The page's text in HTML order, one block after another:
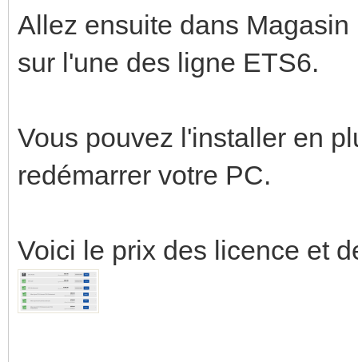
Allez ensuite dans
sur l'une des ligne ETS6.
Vous pouvez l'installer en
redémarrer votre PC.
Voici le prix des licence et